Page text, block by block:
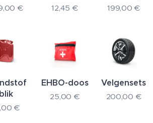
€ 12,45 € 199,00 €
blik
€
EHBO-doos
25,00 €
Velgensets
200,00 €